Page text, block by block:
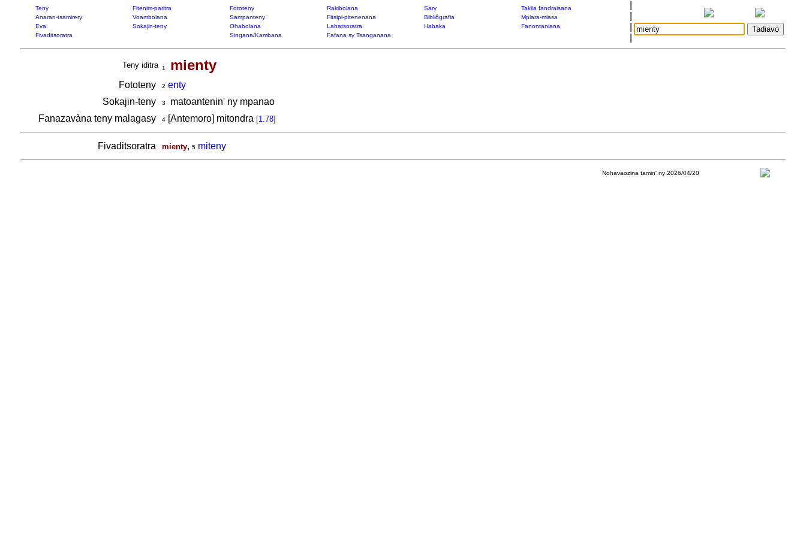
Teny Fitenim-paritra Fototeny Rakibolana Sary
Takila fandraisana
Anaran-tsamirery
Voambolana Sampanteny Fitsipi-pitenenana Bibliôgrafia
Mpiara-miasa
Eva
Sokajin-teny Ohabolana Lahatsoratra Habaka
Fanontaniana
Fivaditsoratra
Singana/Kambana Fafana sy Tsanganana
Teny iditra 1 mienty
Fototeny 2 enty
Sokajin-teny
3
matoantenin' ny mpanao
Fanazavàna teny malagasy
4[Antemoro] mitondra [1.78]
Fivaditsoratra mienty, 5 miteny
Nohavaozina tamin' ny 2026/04/20